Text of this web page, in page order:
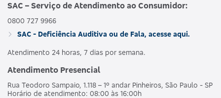
SAC – Serviço de Atendimento ao Consumidor:
0800 727 9966
SAC - Deficiência Auditiva ou de Fala, acesse aqui.
Atendimento 24 horas, 7 dias por semana.
Atendimento Presencial
Rua Teodoro Sampaio, 1.118 – 1º andar Pinheiros, São Paulo - SP
Horário de atendimento: 08:00 às 16:00h